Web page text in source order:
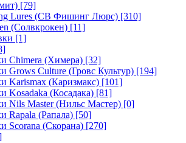
[79]
Lures (СВ Фишинг Люрс) [310]
(Солвкрокен) [11]
[1]
Chimera (Химера) [32]
Grows Culture (Гровс Культур) [194]
Karismax (Каризмакс) [101]
Kosadaka (Косадака) [81]
Nils Master (Нильс Мастер) [0]
Rapala (Рапала) [50]
Scorana (Скорана) [270]